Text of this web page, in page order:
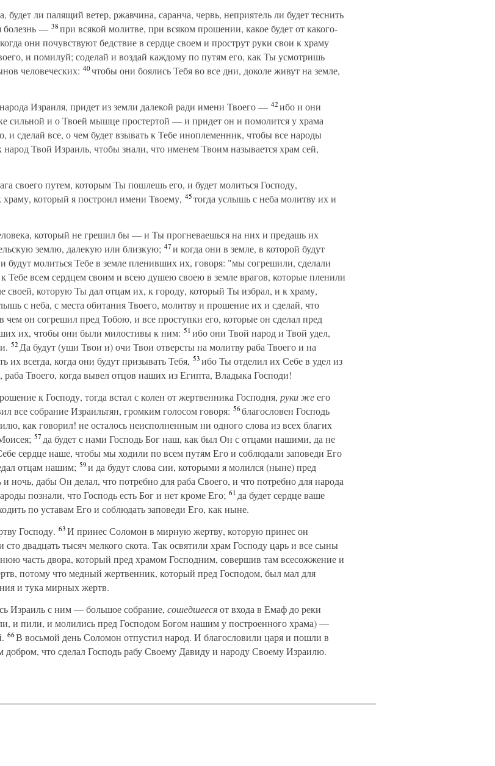
будет ли палящий ветер, ржавчина, саранча, червь, неприятель ли будет теснить
болезнь — 38при всякой молитве, при всяком прошении, какое будет от какого-
они почувствуют бедствие в сердце своем и прострут руки свои к храму
и помилуй; соделай и воздай каждому по путям его, как Ты усмотришь
человеческих: 40чтобы они боялись Тебя во все дни, доколе живут на земле,
Израиля, придет из земли далекой ради имени Твоего — 42ибо и они
сильной и о Твоей мышце простертой — и придет он и помолится у храма
и сделай все, о чем будет взывать к Тебе иноплеменник, чтобы все народы
Твой Израиль, чтобы знали, что именем Твоим называется храм сей,
своего путем, которым Ты пошлешь его, и будет молиться Господу,
который я построил имени Твоему, 45тогда услышь с неба молитву их и
который не грешил бы — и Ты прогневаешься на них и предашь их
землю, далекую или близкую; 47и когда они в земле, в которой будут
будут молиться Тебе в земле пленивших их, говоря: "мы согрешили, сделали
к Тебе всем сердцем своим и всею душею своею в земле врагов, которые пленили
своей, которую Ты дал отцам их, к городу, который Ты избрал, и к храму,
с неба, с места обитания Твоего, молитву и прошение их и сделай, что
он согрешил пред Тобою, и все проступки его, которые он сделал пред
их, чтобы они были милостивы к ним: 51ибо они Твой народ и Твой удел,
52Да будут (уши Твои и) очи Твои отверсты на молитву раба Твоего и на
всегда, когда они будут призывать Тебя, 53ибо Ты отделил их Себе в удел из
Твоего, когда вывел отцов наших из Египта, Владыка Господи!
к Господу, тогда встал с колен от жертвенника Господня, руки жеего
все собрание Израильтян, громким голосом говоря: 56благословен Господь
как говорил! не осталось неисполненным ни одного слова из всех благих
57да будет с нами Господь Бог наш, как был Он с отцами нашими, да не
сердце наше, чтобы мы ходили по всем путям Его и соблюдали заповеди Его
отцам нашим; 59и да будут слова сии, которыми я молился (ныне) пред
ночь, дабы Он делал, что потребно для раба Своего, и что потребно для народа
познали, что Господь есть Бог и нет кроме Его; 61да будет сердце ваше
по уставам Его и соблюдать заповеди Его, как ныне.
Господу. 63И принес Соломон в мирную жертву, которую принес он
сто двадцать тысяч мелкого скота. Так освятили храм Господу царь и все сыны
часть двора, который пред храмом Господним, совершив там всесожжение и
потому что медный жертвенник, который пред Господом, был мал для
и тука мирных жертв.
Израиль с ним — большое собрание, сошедшеесяот входа в Емаф до реки
и пили, и молились пред Господом Богом нашим у построенного храма) —
66В восьмой день Соломон отпустил народ. И благословили царя и пошли в
добром, что сделал Господь рабу Своему Давиду и народу Своему Израилю.